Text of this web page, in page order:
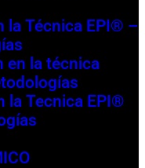
la Técnica EPI® –
en la técnica
la Tecnica EPI®